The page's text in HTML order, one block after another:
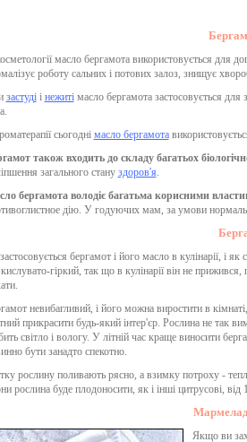
масло бергамота використовується для
роботу сальних і потових залоз, знищує
застудіі нежиті масло бергамотазастосовується для
сьогодні масло бергамота
також входить до складу багатьох
загального стану здоров'я.
бергамота володіє багатьма корисними
дію. У годуючих мам, за умови
бергамот і його масло в кулінарії, і
кислувато-гіркий, так що в кулінарії він не
невибагливий, і його можна виростити в
прикрасити будь-який інтер'єр. Рослина не так
світло і вологу. У літній час краще виносити
бути занадто спекотно.
рослину поливають рясно, а взимку потроху -
рослина буде плодоносити, як і інші цитрусові, від
Мармелад
Якщо ви